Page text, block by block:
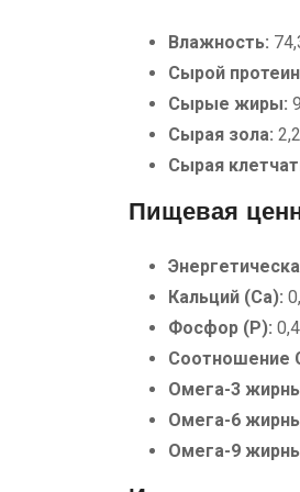
Влажность:
Сырой
Сырые жиры:
Сырая зола:
Сырая
Пищевая
Кальций (Ca):
Фосфор (P):
Соотношение
Омега-3
Омега-6
Омега-9